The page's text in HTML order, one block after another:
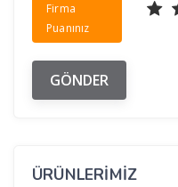
Firma
Puanınız
ÜRÜNLERİMİZ